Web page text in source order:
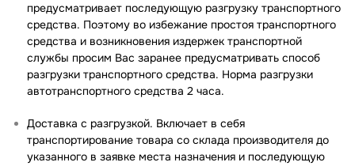
предусматривает последующую разгрузку транспортного
средства. Поэтому во избежание простоя транспортного
средства и возникновения издержек транспортной
службы просим Вас заранее предусматривать способ
разгрузки транспортного средства. Норма разгрузки
автотранспортного средства 2 часа.
Доставка с разгрузкой. Включает в себя
транспортирование товара со склада производителя до
указанного в заявке места назначения и последующую